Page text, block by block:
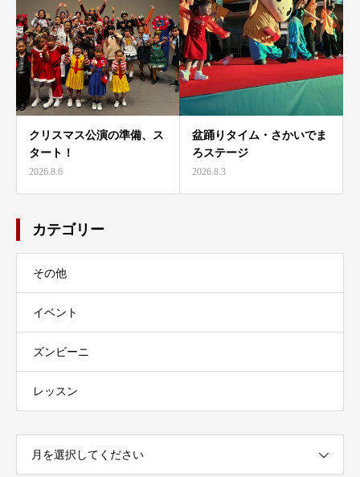
クリスマス公演の準備、ス
タート！
2026.8.6
盆踊りタイム・さかいでま
ろステージ
2026.8.3
カテゴリー
その他
イベント
ズンビーニ
レッスン
月を選択してください